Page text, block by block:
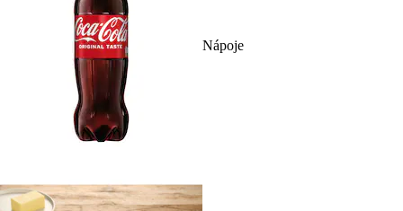
Nápoje